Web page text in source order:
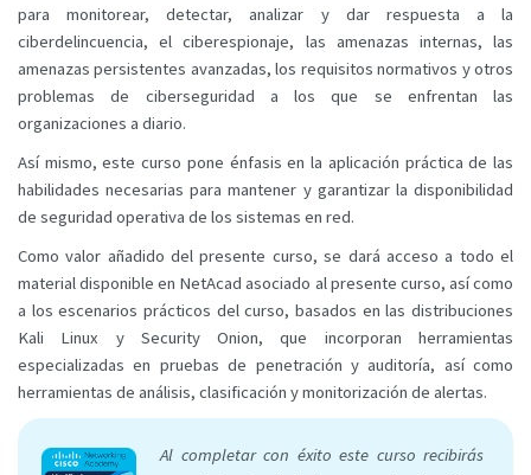
para monitorear, detectar, analizar y dar respuesta a la
ciberdelincuencia, el ciberespionaje, las amenazas internas, las
amenazas persistentes avanzadas, los requisitos normativos y otros
problemas de ciberseguridad a los que se enfrentan las
organizaciones a diario.
Así mismo, este curso pone énfasis en la aplicación práctica de las
habilidades necesarias para mantener y garantizar la disponibilidad
de seguridad operativa de los sistemas en red.
Como valor añadido del presente curso, se dará acceso a todo el
material disponible en NetAcad asociado al presente curso, así como
a los escenarios prácticos del curso, basados en las distribuciones
Kali Linux y Security Onion, que incorporan herramientas
especializadas en pruebas de penetración y auditoría, así como
herramientas de análisis, clasificación y monitorización de alertas.
Al completar con éxito este curso recibirás